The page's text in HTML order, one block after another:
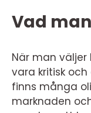
Vad
När man
vara kritisk
finns många
marknaden